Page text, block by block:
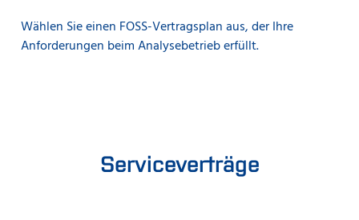
Wählen Sie einen FOSS-Vertragsplan aus, der Ihre
Anforderungen beim Analysebetrieb erfüllt.
Serviceverträge